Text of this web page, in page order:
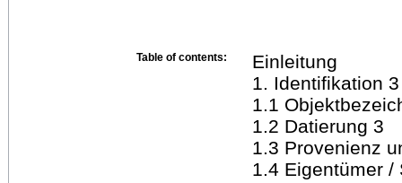
Table of contents:
Einleitung
1. Identifikation 3
1.1
1.2 Datierung 3
1.3 Provenienz
1.4 Eigentümer /